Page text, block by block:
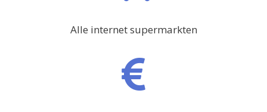
Alle internet supermarkten